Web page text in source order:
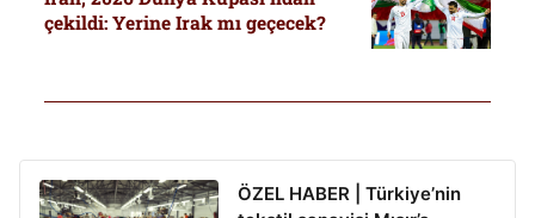
çekildi: Yerine Irak mı geçecek?